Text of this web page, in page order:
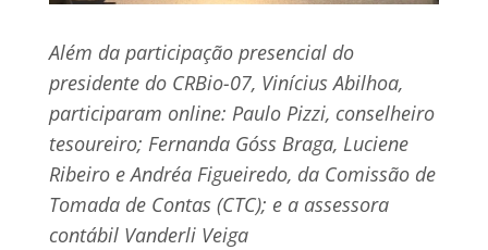
Além da participação presencial do
presidente do CRBio-07, Vinícius Abilhoa,
participaram online: Paulo Pizzi, conselheiro
tesoureiro; Fernanda Góss Braga, Luciene
Ribeiro e Andréa Figueiredo, da Comissão de
Tomada de Contas (CTC); e a assessora
contábil Vanderli Veiga